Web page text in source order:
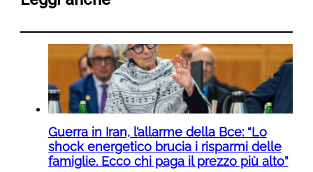
Guerra in Iran, l’allarme della Bce: “Lo
shock energetico brucia i risparmi delle
famiglie. Ecco chi paga il prezzo più alto”